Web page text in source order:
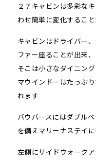
２７キャビンは多彩な
わせ簡単に変化するこ
キャビンはドライバー
ファー座ることが出来
そこは小さなダイニン
マウインドーはたっぷ
れます
バウバースにはダブル
を備えマリーナステイ
左側にサイドウォーク